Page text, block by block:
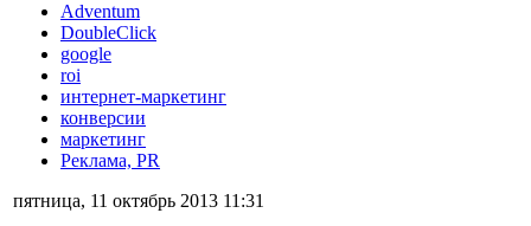
Adventum
DoubleClick
google
roi
интернет-маркетинг
конверсии
маркетинг
Реклама, PR
пятница, 11 октябрь 2013 11:31